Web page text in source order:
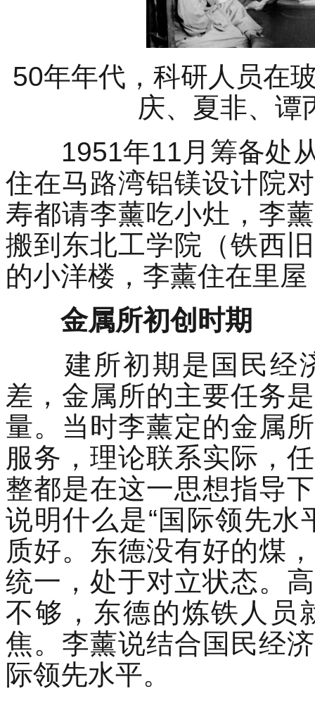
50年年代，科研人员在
庆、夏非、谭
1951年11月筹备处从
住在马路湾铝镁设计院
寿都请李薰吃小灶，李
搬到东北工学院（铁西
的小洋楼，李薰住在里
金属所初创时期
建所初期是国民经济
差，金属所的主要任务
量。当时李薰定的金属
服务，理论联系实际，
整都是在这一思想指导
说明什么是“国际领先水
质好。东德没有好的煤
统一，处于对立状态。
不够，东德的炼铁人员
焦。李薰说结合国民经
际领先水平。